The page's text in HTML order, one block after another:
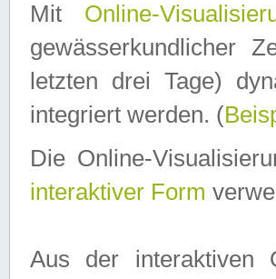
Mit Online-
gewässerkundlicher
letzten drei Tage)
integriert werden. (
Die Online-
interaktiver Form
Aus der interaktiven